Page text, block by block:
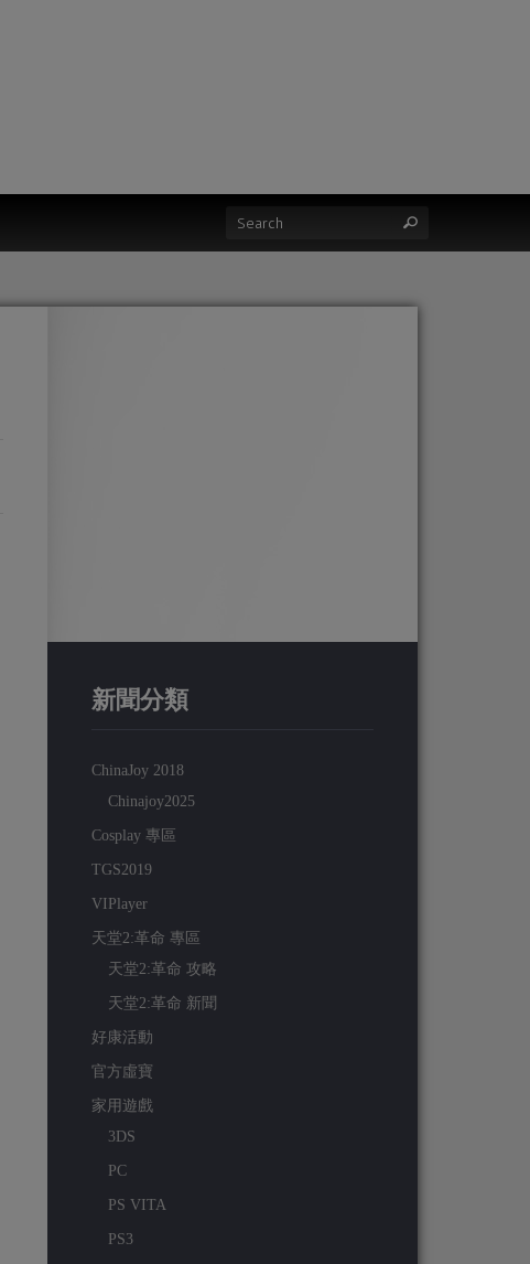
新聞分類
ChinaJoy 2018
Chinajoy2025
Cosplay 專區
TGS2019
VIPlayer
天堂2:革命 專區
天堂2:革命 攻略
天堂2:革命 新聞
好康活動
官方虛寶
家用遊戲
3DS
PC
PS VITA
PS3